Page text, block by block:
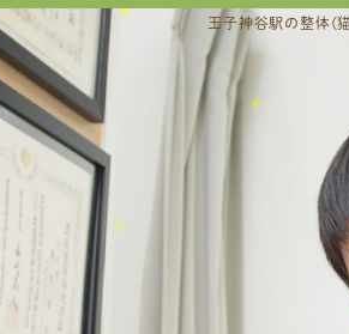
王子神谷駅の整体(